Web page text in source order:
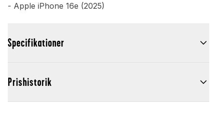
- Apple iPhone 16e (2025)
Specifikationer
Prishistorik